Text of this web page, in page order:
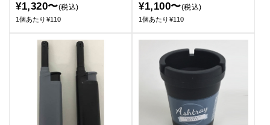
¥1,320〜(税込)
1個あたり¥110
¥1,100〜(税込)
1個あたり¥110